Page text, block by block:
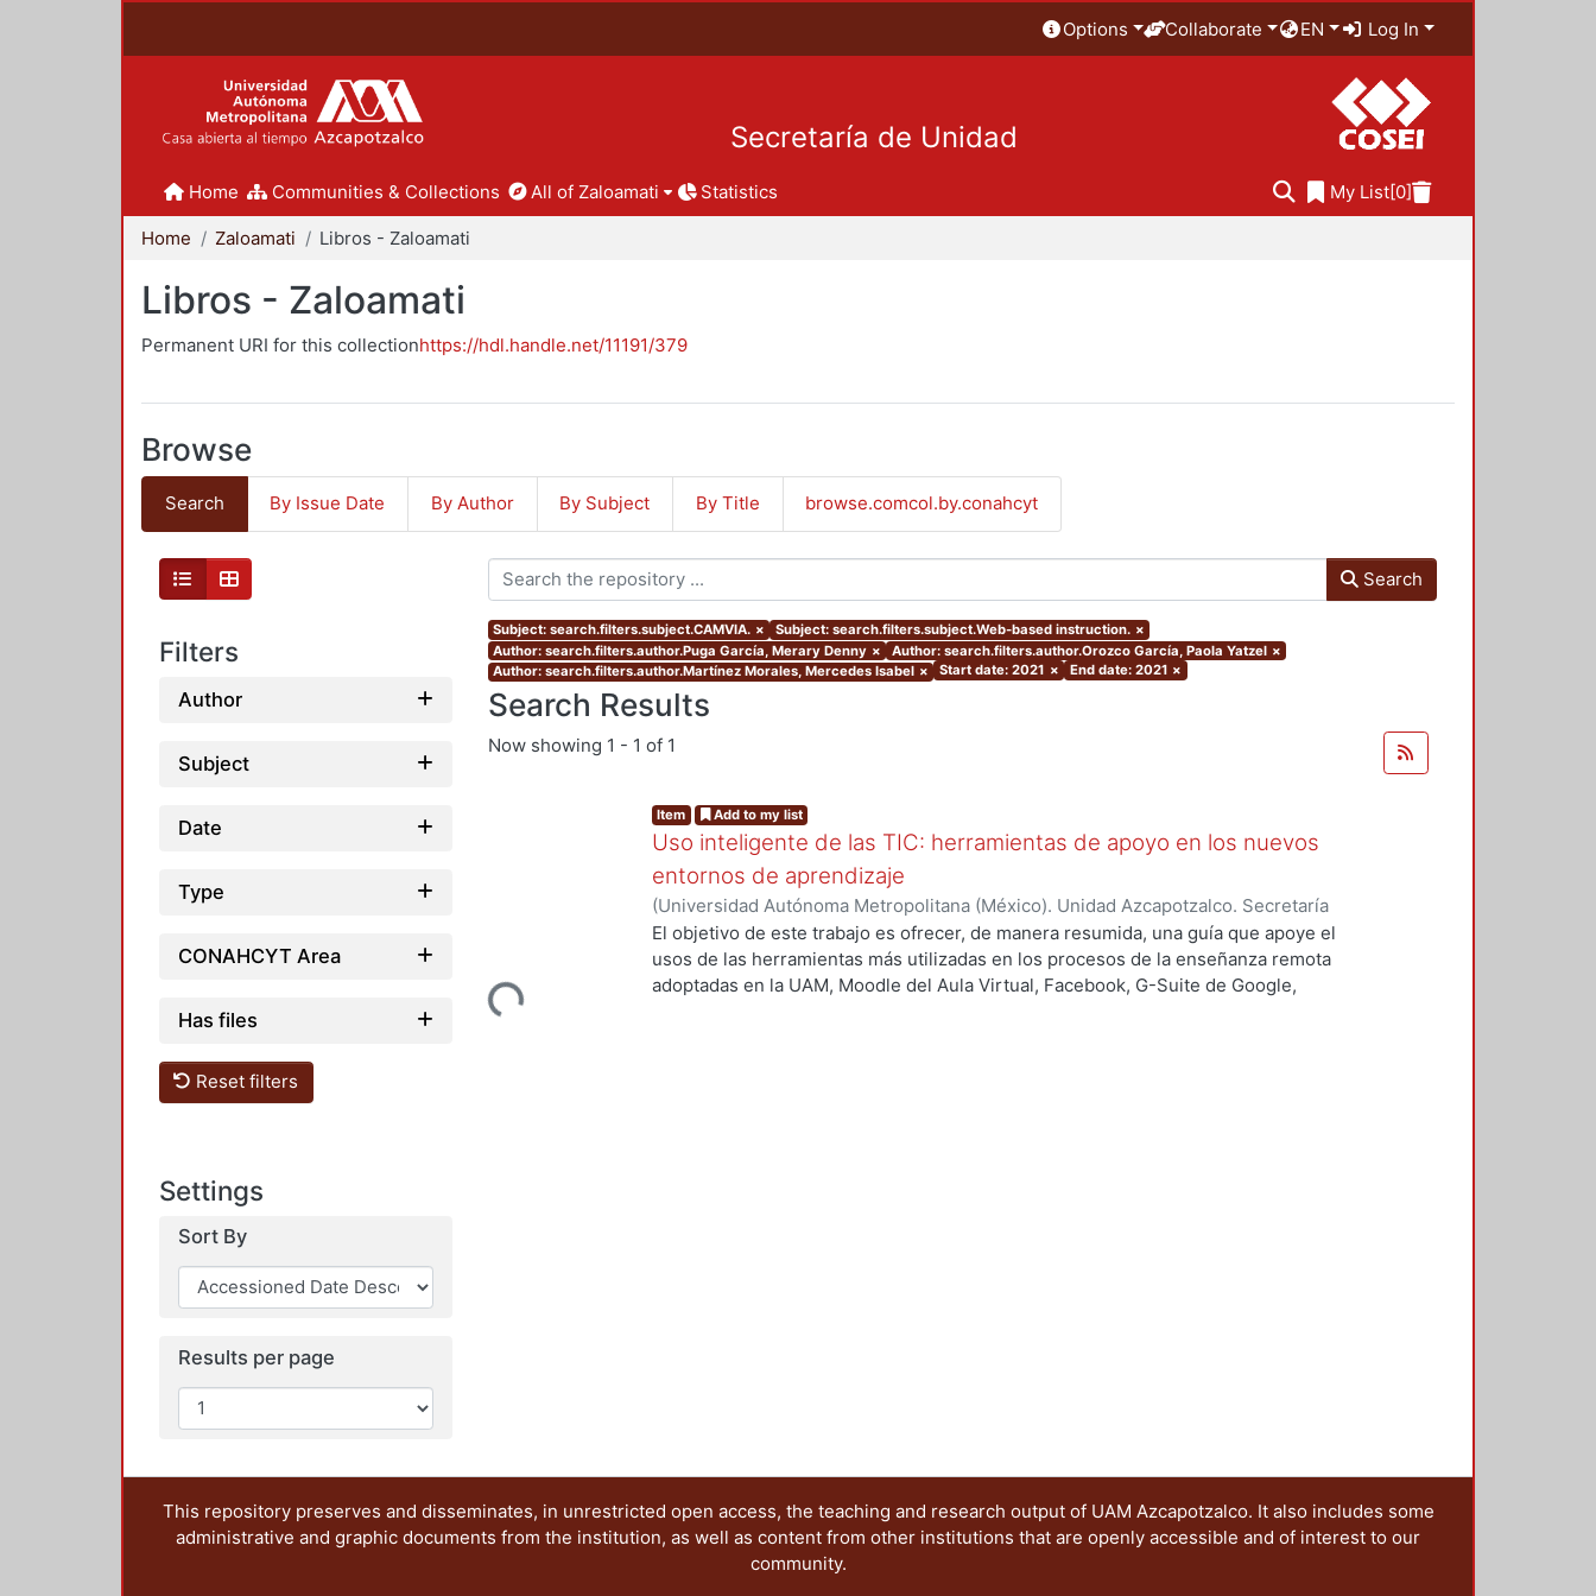
Options Collaborate EN Log In
Secretaría de Unidad
Home Communities & Collections All of Zaloamati Statistics My List[0]
Home Zaloamati Libros - Zaloamati
Libros - Zaloamati
Permanent URI for this collectionhttps://hdl.handle.net/11191/379
Browse
Search By Issue Date By Author By Subject By Title browse.comcol.by.conahcyt
Filters
Author
Subject
Date
Type
CONAHCYT Area
Has files
Reset filters
Settings
Sort By
Results per page
Search
Subject: search.filters.subject.CAMVIA. × Subject: search.filters.subject.Web-based instruction. ×
Author: search.filters.author.Puga García, Merary Denny × Author: search.filters.author.Orozco García, Paola Yatzel ×
Author: search.filters.author.Martínez Morales, Mercedes Isabel × Start date: 2021 × End date: 2021 ×
Search Results
Now showing 1 - 1 of 1
Loading...
Item Add to my list
Uso inteligente de las TIC: herramientas de apoyo en los nuevos
entornos de aprendizaje
(Universidad Autónoma Metropolitana (México). Unidad Azcapotzalco. Secretaría
Académica.,2021) García Castro, María Beatriz;Orozco García, Paola Yatzel;Puga
García, Merary Denny;Martínez Morales, Mercedes Isabel;Alvarado Hernández,
Alejandra; Tarango de la Torre, Juan Carlos
El objetivo de este trabajo es ofrecer, de manera resumida, una guía que apoye el
usos de las herramientas más utilizadas en los procesos de la enseñanza remota
adoptadas en la UAM, Moodle del Aula Virtual, Facebook, G-Suite de Google,
This repository preserves and disseminates, in unrestricted open access, the teaching and research output of UAM Azcapotzalco. It also includes some
administrative and graphic documents from the institution, as well as content from other institutions that are openly accessible and of interest to our
community.